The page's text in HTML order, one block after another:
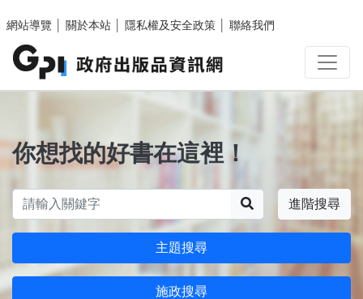
網站導覽
關於本站 隱私權及安全政策 聯絡我們
你想找的好書在這裡！
進階搜尋
主題搜尋
施政搜尋